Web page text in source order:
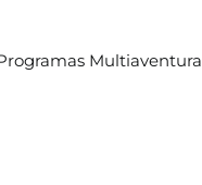
Multiaventura